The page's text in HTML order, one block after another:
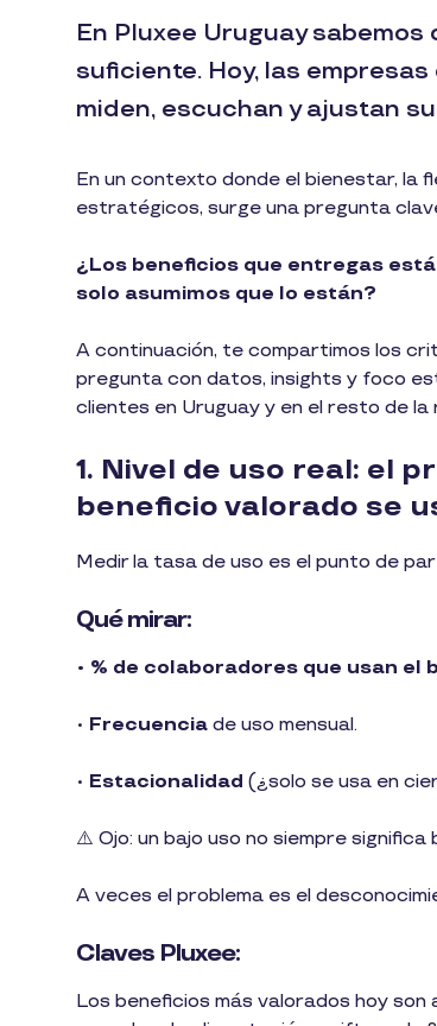
En Pluxee Uruguay
suficiente. Hoy, las
miden, escuchan y ajustan
En un contexto donde el bienestar, la
estratégicos, surge una pregunta
¿Los beneficios que entregas
solo asumimos que lo están?
A continuación, te compartimos los
pregunta con datos, insights y foco
clientes en Uruguay y en el resto de la
1. Nivel de uso real: el
beneficio valorado se
Medir la tasa de uso es el punto de
Qué mirar:
• % de colaboradores que usan el
• Frecuencia de uso mensual.
• Estacionalidad (¿solo se usa en
⚠️ Ojo: un bajo uso no siempre significa
A veces el problema es el
Claves Pluxee:
Los beneficios más valorados hoy